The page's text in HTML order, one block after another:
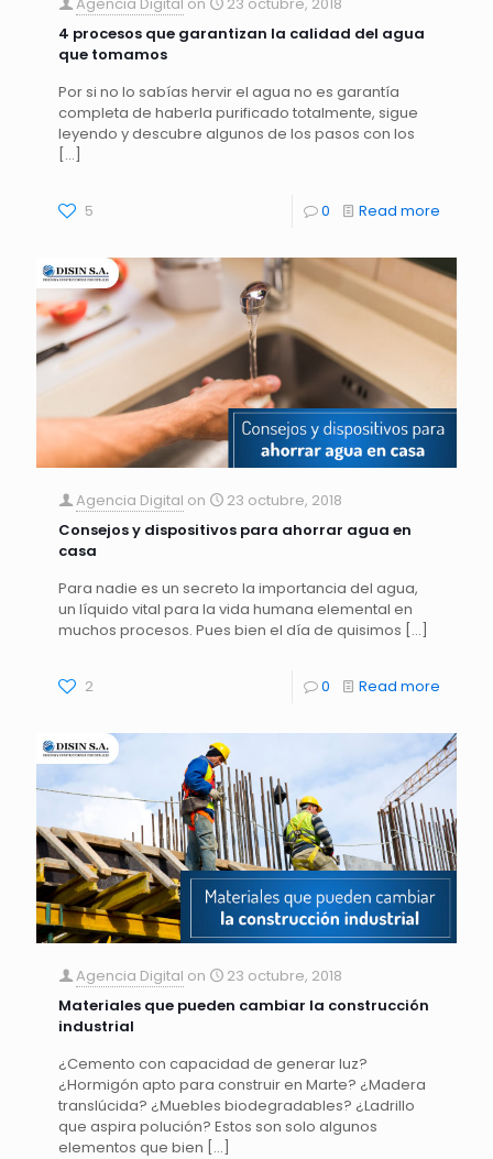
4 procesos que garantizan la calidad del agua
que tomamos
Por si no lo sabías hervir el agua no es garantía
completa de haberla purificado totalmente, sigue
leyendo y descubre algunos de los pasos con los
[…]
5 0 Read more
Agencia Digital on
23 octubre, 2018
Consejos y dispositivos para ahorrar agua en
casa
Para nadie es un secreto la importancia del agua,
un líquido vital para la vida humana elemental en
muchos procesos. Pues bien el día de quisimos […]
2 0 Read more
Agencia Digital on
23 octubre, 2018
Materiales que pueden cambiar la construcción
industrial
¿Cemento con capacidad de generar luz?
¿Hormigón apto para construir en Marte? ¿Madera
translúcida? ¿Muebles biodegradables? ¿Ladrillo
que aspira polución? Estos son solo algunos
elementos que bien […]